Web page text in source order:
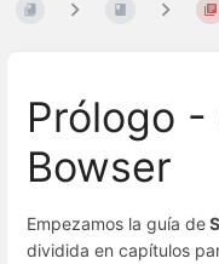
Prólogo
Bowser
Empezamos la guía de
dividida en capítulos